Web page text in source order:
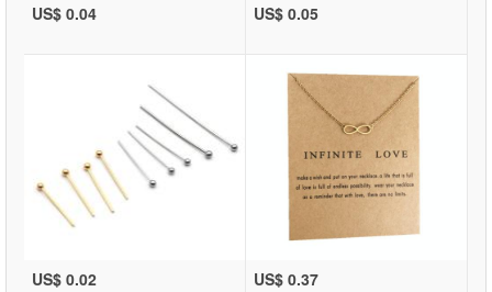
US$ 0.04 US$ 0.05
US$ 0.02 US$ 0.37